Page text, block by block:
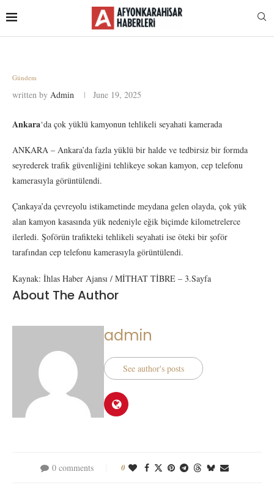
Gündem
written by Admin June 19, 2025
Ankara‘da çok yüklü kamyonun tehlikeli seyahati kamerada
ANKARA – Ankara’da fazla yüklü bir halde ve tedbirsiz bir formda
seyrederek trafik güvenliğini tehlikeye sokan kamyon, cep telefonu
kamerasıyla görüntülendi.
Çankaya’da çevreyolu istikametinde meydana gelen olayda, çok yük
alan kamyon kasasında yük nedeniyle eğik biçimde kilometrelerce
ilerledi. Şoförün trafikteki tehlikeli seyahati ise öteki bir şoför
tarafından cep telefonu kamerasıyla görüntülendi.
Kaynak: İhlas Haber Ajansı / MİTHAT TİBRE – 3.Sayfa
About The Author
admin
See author's posts
0 comments 0